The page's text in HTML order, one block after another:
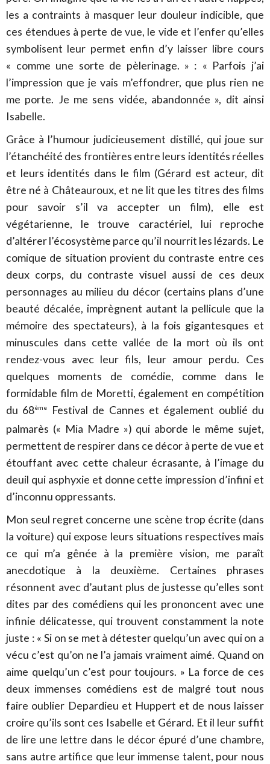
les a contraints à masquer leur douleur indicible, que
ces étendues à perte de vue, le vide et l’enfer qu’elles
symbolisent leur permet enfin d’y laisser libre cours
« comme une sorte de pèlerinage. » : « Parfois j’ai
l’impression que je vais m’effondrer, que plus rien ne
me porte. Je me sens vidée, abandonnée », dit ainsi
Isabelle.
Grâce à l’humour judicieusement distillé, qui joue sur
l’étanchéité des frontières entre leurs identités réelles
et leurs identités dans le film (Gérard est acteur, dit
être né à Châteauroux, et ne lit que les titres des films
pour savoir s’il va accepter un film), elle est
végétarienne, le trouve caractériel, lui reproche
d’altérer l’écosystème parce qu’il nourrit les lézards. Le
comique de situation provient du contraste entre ces
deux corps, du contraste visuel aussi de ces deux
personnages au milieu du décor (certains plans d’une
beauté décalée, imprègnent autant la pellicule que la
mémoire des spectateurs), à la fois gigantesques et
minuscules dans cette vallée de la mort où ils ont
rendez-vous avec leur fils, leur amour perdu. Ces
quelques moments de comédie, comme dans le
formidable film de Moretti, également en compétition
du 68ème
Festival de Cannes et également oublié du
palmarès (« Mia Madre ») qui aborde le même sujet,
permettent de respirer dans ce décor à perte de vue et
étouffant avec cette chaleur écrasante, à l’image du
deuil qui asphyxie et donne cette impression d’infini et
d’inconnu oppressants.
Mon seul regret concerne une scène trop écrite (dans
la voiture) qui expose leurs situations respectives mais
ce qui m’a gênée à la première vision, me paraît
anecdotique à la deuxième. Certaines phrases
résonnent avec d’autant plus de justesse qu’elles sont
dites par des comédiens qui les prononcent avec une
infinie délicatesse, qui trouvent constamment la note
juste : « Si on se met à détester quelqu’un avec qui on a
vécu c’est qu’on ne l’a jamais vraiment aimé. Quand on
aime quelqu’un c’est pour toujours. » La force de ces
deux immenses comédiens est de malgré tout nous
faire oublier Depardieu et Huppert et de nous laisser
croire qu’ils sont ces Isabelle et Gérard. Et il leur suffit
de lire une lettre dans le décor épuré d’une chambre,
sans autre artifice que leur immense talent, pour nous